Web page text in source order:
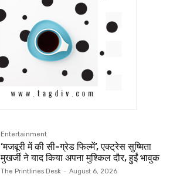
Entertainment
‘मजबूरी में की सी-ग्रेड फिल्में’, एक्ट्रेस सुष्मिता
मुखर्जी ने याद किया अपना मुश्किल दौर, हुईं भावुक
The Printlines Desk - August 6, 2026